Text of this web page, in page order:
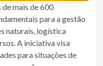
mais de 600
para a gestão
naturais, logística
A iniciativa visa
para situações de